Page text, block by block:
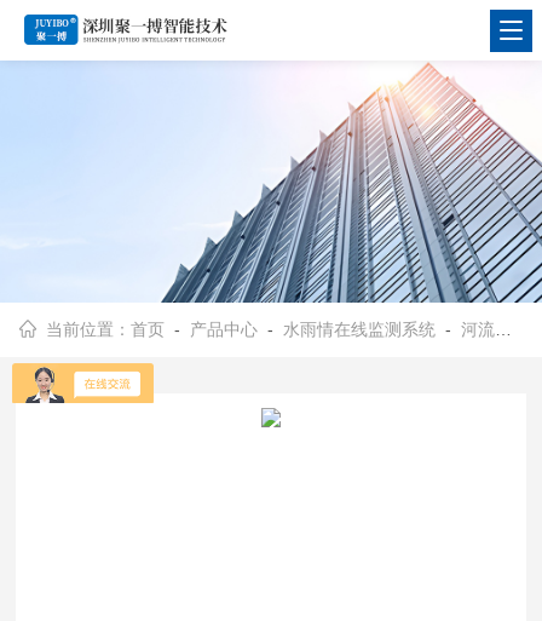
当前位置：首页 - 产品中心 - 水雨情在线监测系统 -河流水文气象监测系统